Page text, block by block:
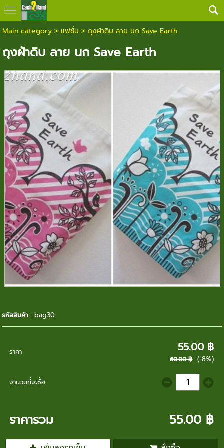
Main category> แฟชั่น > ถุงผ้าดิบ ลาย นก Save Earth
ถุงผ้าดิบ ลาย นก Save Earth
รหัสสินค้า :bag30
ราคา 55.00 ฿
60.00 ฿ (-8%)
จำนวนที่จะซื้อ
ราคารวม 55.00 ฿